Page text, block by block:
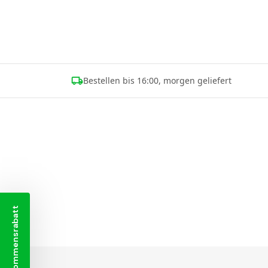
Bestellen bis 16:00, morgen geliefert
Willkommensrabatt